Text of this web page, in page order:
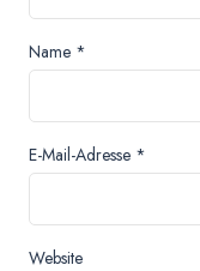
Name *
E-Mail-Adresse *
Website